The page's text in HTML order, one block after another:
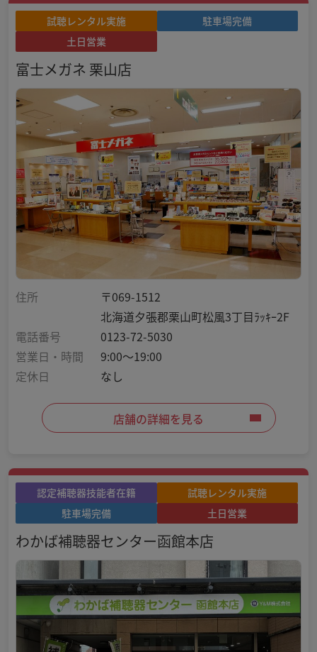
試聴レンタル実施
駐車場完備
土日営業
富士メガネ 栗山店
住所
〒069-1512
北海道夕張郡栗山町松風3丁目ﾗｯｷｰ2F
電話番号
0123-72-5030
営業日・時間
9:00～19:00
定休日
なし
店舗の詳細を見る
認定補聴器技能者在籍
試聴レンタル実施
駐車場完備
土日営業
わかば補聴器センター函館本店